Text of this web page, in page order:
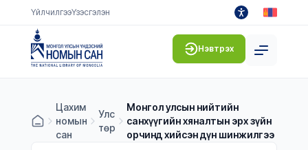
ҮйлчилгээҮзэсгэлэн
Нэвтрэх
Цахим
номын
сан
Улс
төр
Монгол улсын нийтийн
санхүүгийн хяналтын эрх зүйн
орчинд хийсэн дүн шинжилгээ